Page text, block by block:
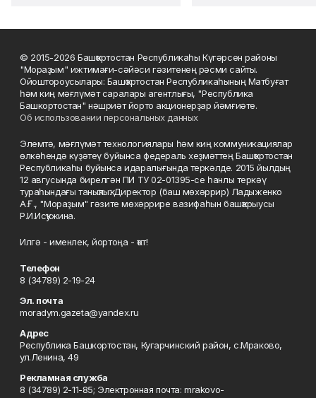
© 2015-2026 Башҡортостан Республикаһы Күгәрсен районы
"Мораҙым" ижтимағи-сәйәси гәзитенең рәсми сайты.
Ойоштороусылары: Башҡортостан Республикаһының Матбуғат
һәм киң мәғлүмәт саралары агентлығы, "Республика
Башкортостан" нәшриәт йорто акционерҙар йәмғиәте.
Об использовании персональных данных
Элемтә, мәғлүмәт технологиялары һәм киң коммуникациялар
өлкәһендә күҙәтеү буйынса федераль хеҙмәттең Башҡортостан
Республикаһы буйынса идаралығында теркәлде. 2015 йылдың
12 авгусында бирелгән ПИ ТУ 02-01395-се һанлы теркәү
тураһындағы таныҡлыҡ. Директор (баш мөхәррир) Ладыженко
А.Ғ., "Мораҙым" гәзите мөхәррире вазифаһын башҡарыусы
Р.И.Исҡужина.
Илгә - именлек, йортоңа - ҡот!
Телефон
8 (34789) 2-19-24
Эл. почта
moradym.gazeta@yandex.ru
Адрес
Республика Башкортостан, Кугарчинский район, с.Мраково,
ул.Ленина, 49
Рекламная служба
8 (34789) 2-11-85; Электронная почта: mrakovo-